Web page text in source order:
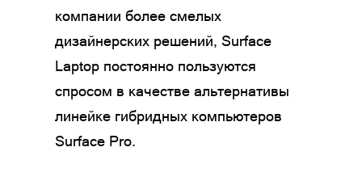
компании более смелых
дизайнерских решений, Surface
Laptop постоянно пользуются
спросом в качестве альтернативы
линейке гибридных компьютеров
Surface Pro.